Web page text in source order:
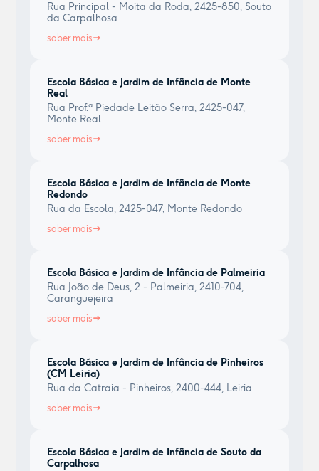
Rua Principal - Moita da Roda, 2425-850, Souto
da Carpalhosa
saber mais
Escola Básica e Jardim de Infância de Monte
Real
Rua Prof.ª Piedade Leitão Serra, 2425-047,
Monte Real
saber mais
Escola Básica e Jardim de Infância de Monte
Redondo
Rua da Escola, 2425-047, Monte Redondo
saber mais
Escola Básica e Jardim de Infância de Palmeiria
Rua João de Deus, 2 - Palmeiria, 2410-704,
Caranguejeira
saber mais
Escola Básica e Jardim de Infância de Pinheiros
(CM Leiria)
Rua da Catraia - Pinheiros, 2400-444, Leiria
saber mais
Escola Básica e Jardim de Infância de Souto da
Carpalhosa